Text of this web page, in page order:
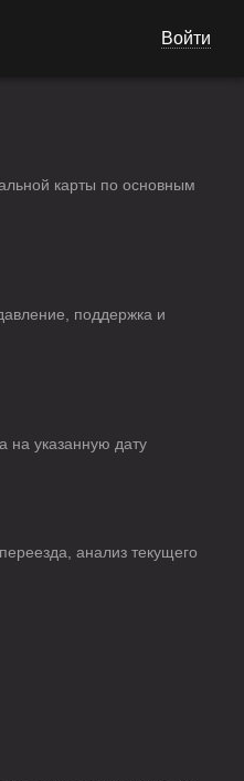
Войти
карты по основным
поддержка и
на указанную дату
анализ текущего